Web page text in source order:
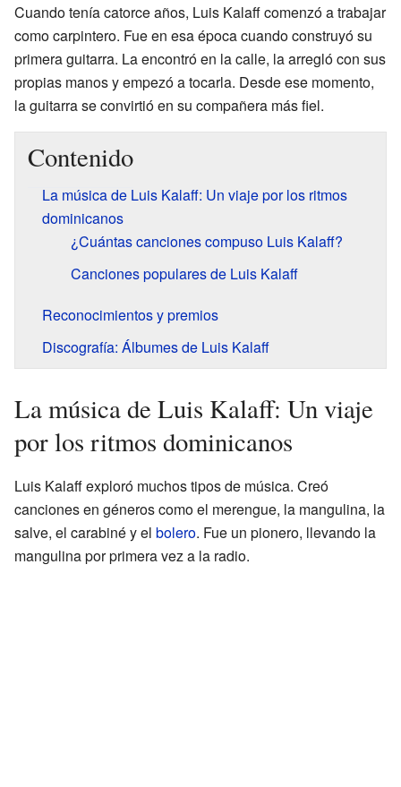
Cuando tenía catorce años, Luis Kalaff comenzó a trabajar
como carpintero. Fue en esa época cuando construyó su
primera guitarra. La encontró en la calle, la arregló con sus
propias manos y empezó a tocarla. Desde ese momento,
la guitarra se convirtió en su compañera más fiel.
Contenido
La música de Luis Kalaff: Un viaje por los ritmos
dominicanos
¿Cuántas canciones compuso Luis Kalaff?
Canciones populares de Luis Kalaff
Reconocimientos y premios
Discografía: Álbumes de Luis Kalaff
La música de Luis Kalaff: Un viaje
por los ritmos dominicanos
Luis Kalaff exploró muchos tipos de música. Creó
canciones en géneros como el merengue, la mangulina, la
salve, el carabiné y el bolero. Fue un pionero, llevando la
mangulina por primera vez a la radio.